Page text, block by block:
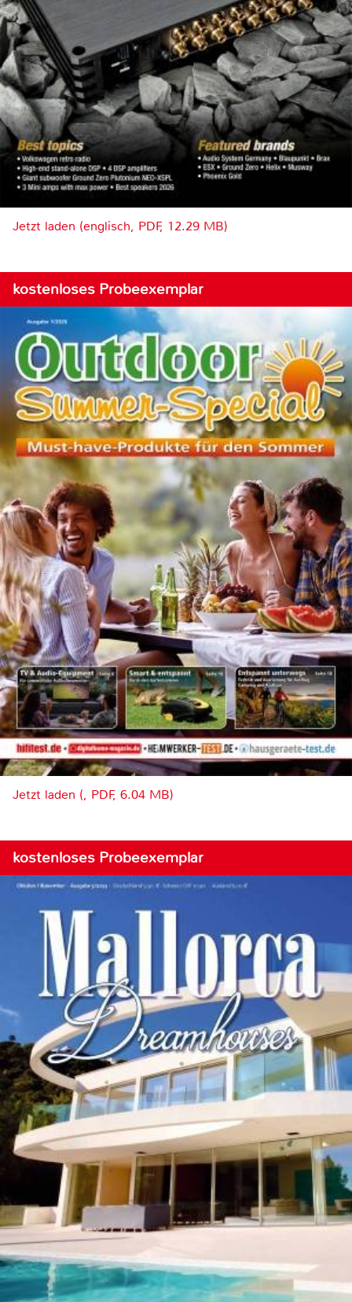
Jetzt laden (englisch, PDF, 12.29 MB)
kostenloses Probeexemplar
Jetzt laden (, PDF, 6.04 MB)
kostenloses Probeexemplar